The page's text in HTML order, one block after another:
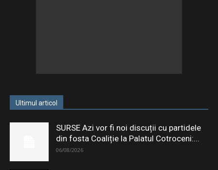
Ultimul articol
SURSE Azi vor fi noi discuții cu partidele
din fosta Coaliție la Palatul Cotroceni:...
06/08/2026